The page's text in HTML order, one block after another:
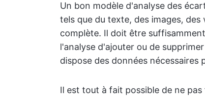
Un bon modèle d'analyse des
tels que du texte, des images,
complète. Il doit être
l'analyse d'ajouter ou de
dispose des données nécessaires
Il est tout à fait possible de ne